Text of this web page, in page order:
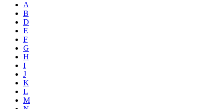
A
B
D
E
F
G
H
I
J
K
L
M